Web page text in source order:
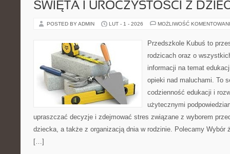
ŚWIĘTA I UROCZYSTOŚCI Z
POSTED BY ADMIN LUT - 1 - 2026 MOŻLIWOŚĆ
Przedszkole Kubuś to
rodzicach oraz o
informacji na temat
opieki nad maluchami. To
codzienność edukacji i
użytecznymi
upraszczać decyzje i zdejmować stres związane z wyborem
dziecka, a także z organizacją dnia w rodzinie. Polecamy Wybór
[…]